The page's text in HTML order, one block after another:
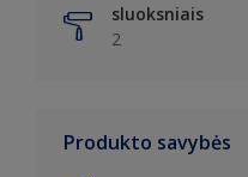
sluoksniais
2
Produkto savybės